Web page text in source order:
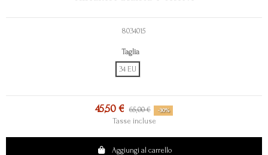
8034015
Taglia
34 EU
45,50 € 65,00 € -30%
Tasse incluse
Aggiungi al carrello